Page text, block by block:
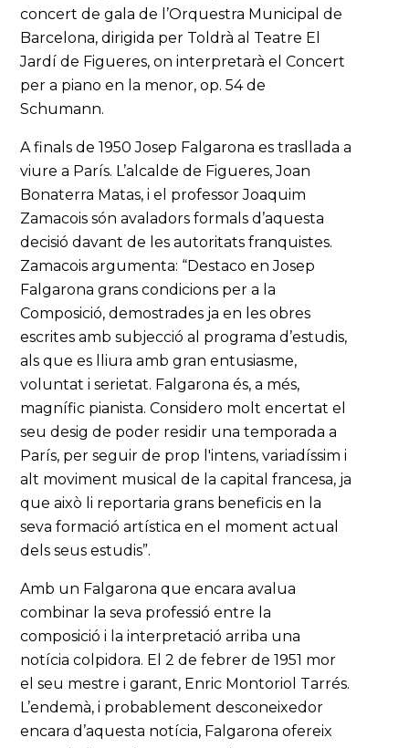
concert de gala de l’Orquestra Municipal de
Barcelona, dirigida per Toldrà al Teatre El
Jardí de Figueres, on interpretarà el Concert
per a piano en la menor, op. 54 de
Schumann.
A finals de 1950 Josep Falgarona es trasllada a
viure a París. L’alcalde de Figueres, Joan
Bonaterra Matas, i el professor Joaquim
Zamacois són avaladors formals d’aquesta
decisió davant de les autoritats franquistes.
Zamacois argumenta: “Destaco en Josep
Falgarona grans condicions per a la
Composició, demostrades ja en les obres
escrites amb subjecció al programa d’estudis,
als que es lliura amb gran entusiasme,
voluntat i serietat. Falgarona és, a més,
magnífic pianista. Considero molt encertat el
seu desig de poder residir una temporada a
París, per seguir de prop l'intens, variadíssim i
alt moviment musical de la capital francesa, ja
que això li reportaria grans beneficis en la
seva formació artística en el moment actual
dels seus estudis”.
Amb un Falgarona que encara avalua
combinar la seva professió entre la
composició i la interpretació arriba una
notícia colpidora. El 2 de febrer de 1951 mor
el seu mestre i garant, Enric Montoriol Tarrés.
L’endemà, i probablement desconeixedor
encara d’aquesta notícia, Falgarona ofereix